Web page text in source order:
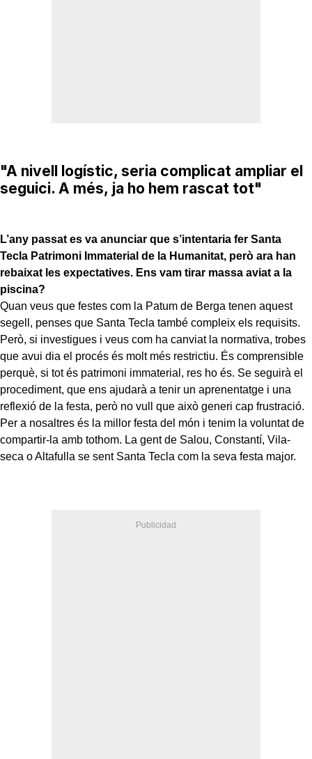
"A nivell logístic, seria complicat ampliar el
seguici. A més, ja ho hem rascat tot"
L’any passat es va anunciar que s’intentaria fer Santa
Tecla Patrimoni Immaterial de la Humanitat, però ara han
rebaixat les expectatives. Ens vam tirar massa aviat a la
piscina?
Quan veus que festes com la Patum de Berga tenen aquest
segell, penses que Santa Tecla també compleix els requisits.
Però, si investigues i veus com ha canviat la normativa, trobes
que avui dia el procés és molt més restrictiu. És comprensible
perquè, si tot és patrimoni immaterial, res ho és. Se seguirà el
procediment, que ens ajudarà a tenir un aprenentatge i una
reflexió de la festa, però no vull que això generi cap frustració.
Per a nosaltres és la millor festa del món i tenim la voluntat de
compartir-la amb tothom. La gent de Salou, Constantí, Vila-
seca o Altafulla se sent Santa Tecla com la seva festa major.